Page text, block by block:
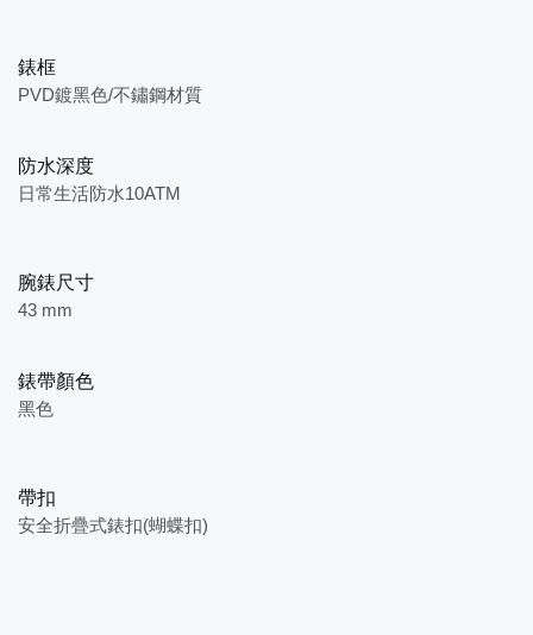
錶框
PVD鍍黑色/不鏽鋼材質
防水深度
日常生活防水10ATM
腕錶尺寸
43 mm
錶帶顏色
黑色
帶扣
安全折疊式錶扣(蝴蝶扣)